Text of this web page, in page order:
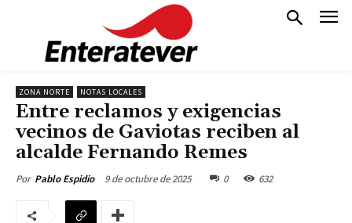
ZONA NORTE NOTAS LOCALES
Entre reclamos y exigencias
vecinos de Gaviotas reciben al
alcalde Fernando Remes
Por Pablo Espidio 9 de octubre de 2025 0 632